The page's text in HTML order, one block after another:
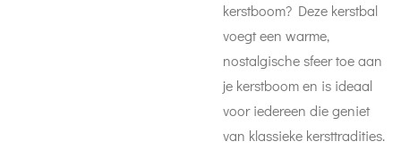
kerstboom? Deze kerstbal
voegt een warme,
nostalgische sfeer toe aan
je kerstboom en is ideaal
voor iedereen die geniet
van klassieke kersttradities.